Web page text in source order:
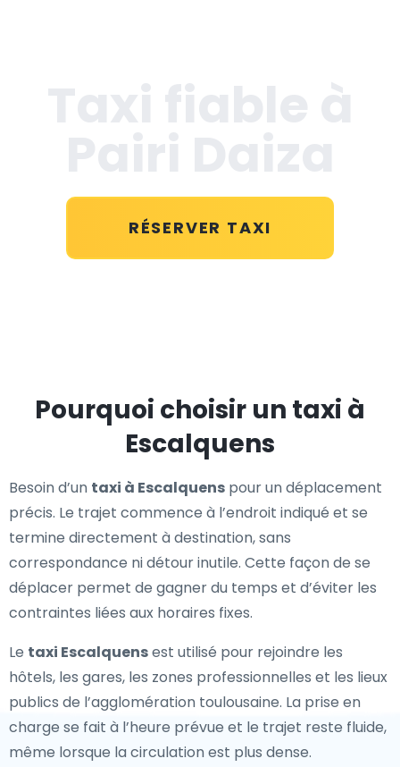
RÉSERVER TAXI
Pourquoi choisir un taxi à
Escalquens
Besoin d’un taxi à Escalquens pour un déplacement
précis. Le trajet commence à l’endroit indiqué et se
termine directement à destination, sans
correspondance ni détour inutile. Cette façon de se
déplacer permet de gagner du temps et d’éviter les
contraintes liées aux horaires fixes.
Le taxi Escalquensest utilisé pour rejoindre les
hôtels, les gares, les zones professionnelles et les lieux
publics de l’agglomération toulousaine. La prise en
charge se fait à l’heure prévue et le trajet reste fluide,
même lorsque la circulation est plus dense.